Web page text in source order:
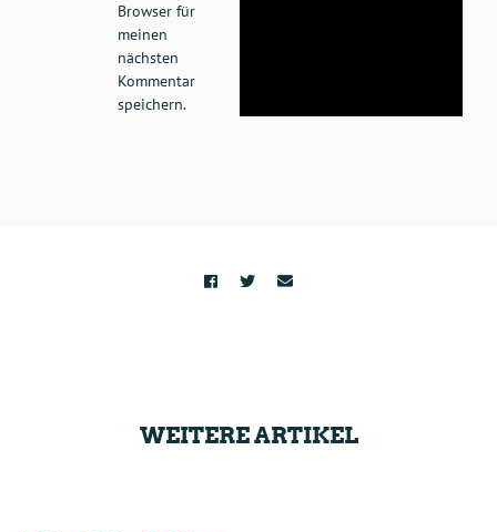
Browser für
meinen
nächsten
Kommentar
speichern.
WEITERE ARTIKEL